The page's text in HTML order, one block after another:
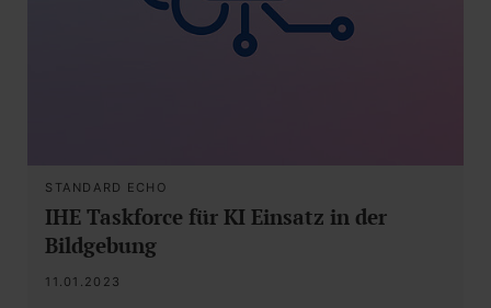
STANDARD ECHO
IHE Taskforce für KI Einsatz in der
Bildgebung
11.01.2023